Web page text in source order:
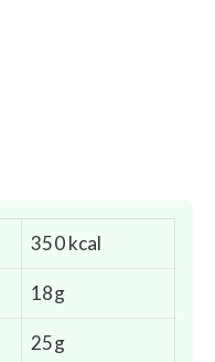
350 kcal
18g
25g